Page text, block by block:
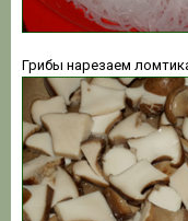
Грибы нарезаем